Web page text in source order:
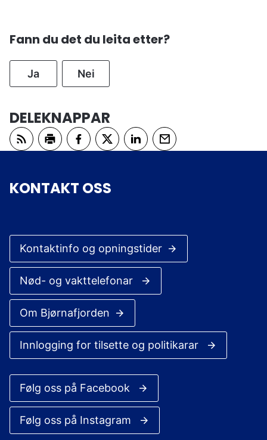
Fann du det du leita etter?
Ja Nei
DELEKNAPPAR
KONTAKT OSS
Kontaktinfo og opningstider
Nød- og vakttelefonar
Om Bjørnafjorden
Innlogging for tilsette og politikarar
Følg oss på Facebook
Følg oss på Instagram